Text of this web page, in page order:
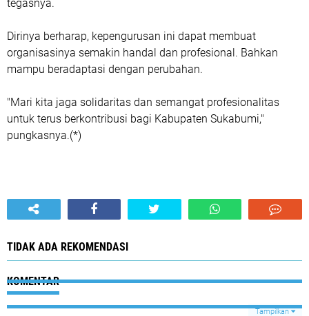
tegasnya.
Dirinya berharap, kepengurusan ini dapat membuat
organisasinya semakin handal dan profesional. Bahkan
mampu beradaptasi dengan perubahan.
"Mari kita jaga solidaritas dan semangat profesionalitas
untuk terus berkontribusi bagi Kabupaten Sukabumi,"
pungkasnya.(*)
TIDAK ADA REKOMENDASI
KOMENTAR
Tampilkan